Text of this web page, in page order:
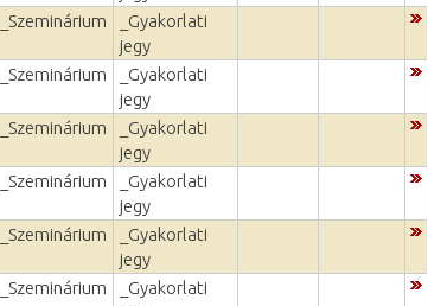
_Szeminárium
_Gyakorlati
jegy
_Szeminárium
_Gyakorlati
jegy
_Szeminárium
_Gyakorlati
jegy
_Szeminárium
_Gyakorlati
jegy
_Szeminárium
_Gyakorlati
jegy
_Szeminárium
_Gyakorlati